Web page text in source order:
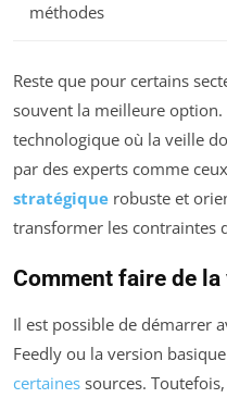
méthodes
Reste que pour certains
souvent la meilleure option.
technologique où la veille
par des experts comme
stratégique robuste et
transformer les contraintes
Comment faire de
Il est possible de démarrer
Feedly ou la version
certaines sources.